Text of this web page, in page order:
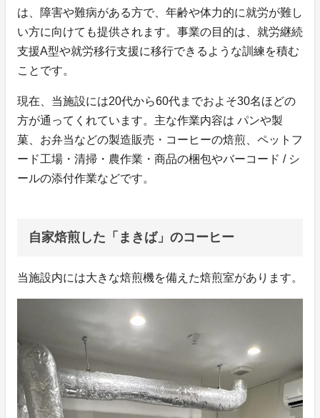
は、障害や難病がある方で、年齢や体力的に就労が難し
い方に向けても提供されます。事業の目的は、就労継続
支援A型や就労移行支援に移行できるような訓練を積む
ことです。
現在、当施設には20代から60代までおよそ30名ほどの
方が通ってくれています。主な作業内容は パンや製
菓、お弁当などの製造販売・コーヒーの焙煎、ペットフ
ード工場・清掃・農作業・商品の梱包やバーコード / シ
ールの添付作業などです。
自家焙煎した「まきば」のコーヒー
当施設内には大きな焙煎機を備えた焙煎室があります。